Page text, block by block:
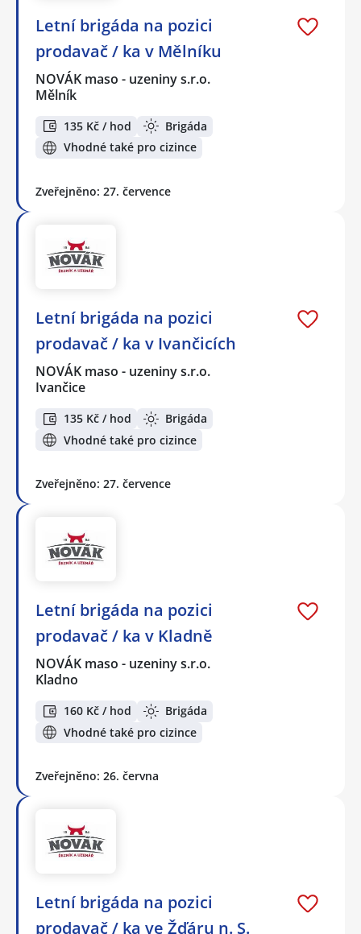
Letní brigáda na pozici
prodavač / ka v Mělníku
NOVÁK maso - uzeniny s.r.o.
Mělník
135 Kč / hod
Brigáda
Vhodné také pro cizince
Zveřejněno: 27. července
Letní brigáda na pozici
prodavač / ka v Ivančicích
NOVÁK maso - uzeniny s.r.o.
Ivančice
135 Kč / hod
Brigáda
Vhodné také pro cizince
Zveřejněno: 27. července
Letní brigáda na pozici
prodavač / ka v Kladně
NOVÁK maso - uzeniny s.r.o.
Kladno
160 Kč / hod
Brigáda
Vhodné také pro cizince
Zveřejněno: 26. června
Letní brigáda na pozici
prodavač / ka ve Žďáru n. S.